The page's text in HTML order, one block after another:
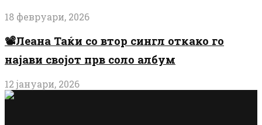
18 февруари, 2026
📽️Леана Таќи со втор сингл откако го
најави својот прв соло албум
12 јануари, 2026